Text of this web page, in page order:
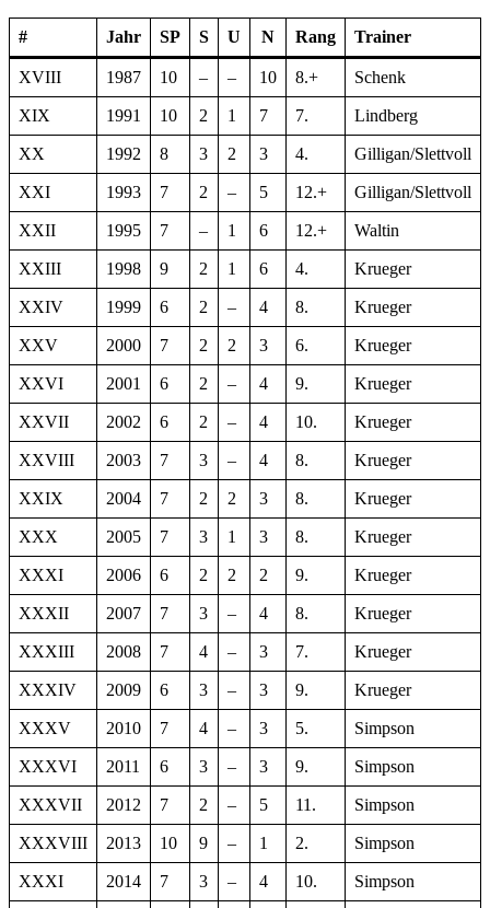
# Jahr SP S U N Rang Trainer
XVIII 1987 10 – – 10 8.+ Schenk
XIX 1991 10 2 1 7 7. Lindberg
XX 1992 8 3 2 3 4. Gilligan/Slettvoll
XXI 1993 7 2 – 5 12.+ Gilligan/Slettvoll
XXII 1995 7 – 1 6 12.+ Waltin
XXIII 1998 9 2 1 6 4. Krueger
XXIV 1999 6 2 – 4 8. Krueger
XXV 2000 7 2 2 3 6. Krueger
XXVI 2001 6 2 – 4 9. Krueger
XXVII 2002 6 2 – 4 10. Krueger
XXVIII 2003 7 3 – 4 8. Krueger
XXIX 2004 7 2 2 3 8. Krueger
XXX 2005 7 3 1 3 8. Krueger
XXXI 2006 6 2 2 2 9. Krueger
XXXII 2007 7 3 – 4 8. Krueger
XXXIII 2008 7 4 – 3 7. Krueger
XXXIV 2009 6 3 – 3 9. Krueger
XXXV 2010 7 4 – 3 5. Simpson
XXXVI 2011 6 3 – 3 9. Simpson
XXXVII 2012 7 2 – 5 11. Simpson
XXXVIII 2013 10 9 – 1 2. Simpson
XXXI 2014 7 3 – 4 10. Simpson